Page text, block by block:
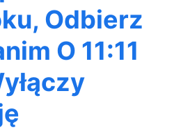
Odbierz
O 11:11